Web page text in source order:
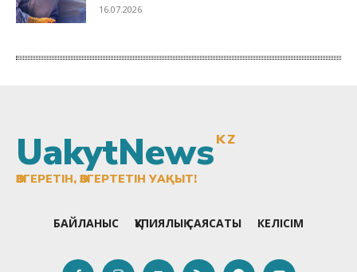
UakytNewsKZ
ӨЗГЕРЕТІН, ӨЗГЕРТЕТІН УАҚЫТ!
БАЙЛАНЫС ҚҰПИЯЛЫҚ САЯСАТЫ КЕЛІСІМ